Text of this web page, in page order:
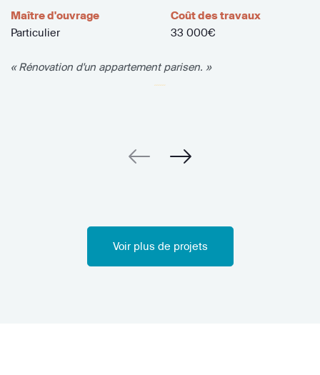
Maître d'ouvrage
Particulier
Coût des travaux
33 000€
« Rénovation d'un appartement parisen. »
Voir plus de projets